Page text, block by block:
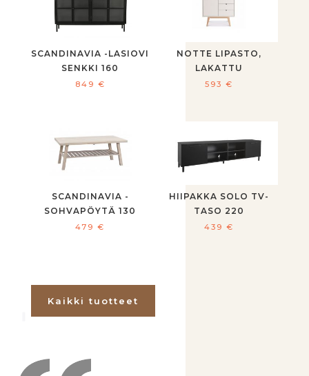
SCANDINAVIA -LASIOVI
SENKKI 160
849 €
NOTTE LIPASTO,
LAKATTU
593 €
SCANDINAVIA -
SOHVAPÖYTÄ 130
479€
HIIPAKKA SOLO TV-
TASO 220
439 €
Kaikki tuotteet